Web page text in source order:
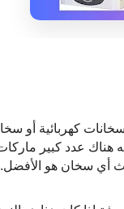
أي سخان هو الأفضل.